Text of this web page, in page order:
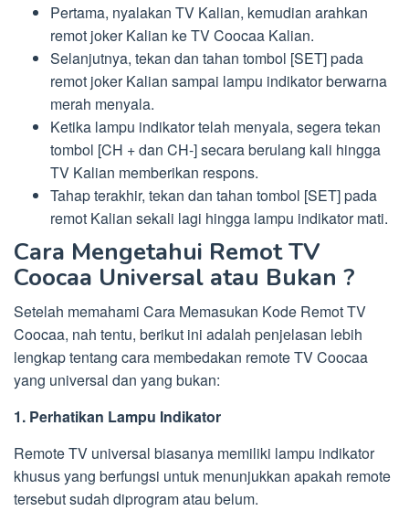
Pertama, nyalakan TV Kalian, kemudian arahkan
remot joker Kalian ke TV Coocaa Kalian.
Selanjutnya, tekan dan tahan tombol [SET] pada
remot joker Kalian sampai lampu indikator berwarna
merah menyala.
Ketika lampu indikator telah menyala, segera tekan
tombol [CH + dan CH-] secara berulang kali hingga
TV Kalian memberikan respons.
Tahap terakhir, tekan dan tahan tombol [SET] pada
remot Kalian sekali lagi hingga lampu indikator mati.
Cara Mengetahui Remot TV
Coocaa Universal atau Bukan ?
Setelah memahami Cara Memasukan Kode Remot TV
Coocaa, nah tentu, berikut ini adalah penjelasan lebih
lengkap tentang cara membedakan remote TV Coocaa
yang universal dan yang bukan:
1. Perhatikan Lampu Indikator
Remote TV universal biasanya memiliki lampu indikator
khusus yang berfungsi untuk menunjukkan apakah remote
tersebut sudah diprogram atau belum.